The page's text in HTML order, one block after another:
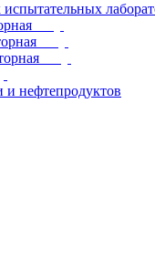
и нефтепродуктов